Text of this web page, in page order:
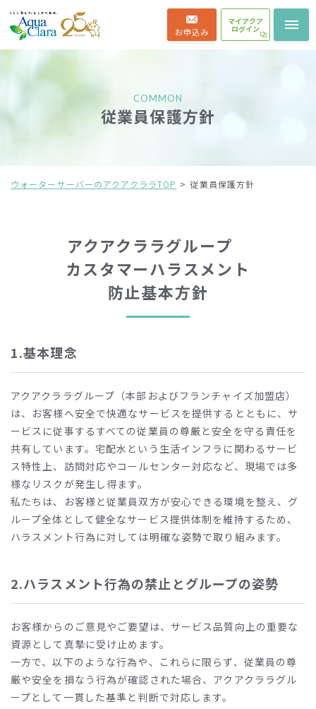
お申込み
マイアクア
ログイン
COMMON
従業員保護方針
ウォーターサーバーのアクアクララTOP 従業員保護方針
アクアクララグループ
カスタマーハラスメント
防止基本方針
1.基本理念
アクアクララグループ（本部およびフランチャイズ加盟店）
は、お客様へ安全で快適なサービスを提供するとともに、サ
ービスに従事するすべての従業員の尊厳と安全を守る責任を
共有しています。宅配水という生活インフラに関わるサービ
ス特性上、訪問対応やコールセンター対応など、現場では多
様なリスクが発生し得ます。
私たちは、お客様と従業員双方が安心できる環境を整え、グ
ループ全体として健全なサービス提供体制を維持するため、
ハラスメント行為に対しては明確な姿勢で取り組みます。
2.ハラスメント行為の禁止とグループの姿勢
お客様からのご意見やご要望は、サービス品質向上の重要な
資源として真摯に受け止めます。
一方で、以下のような行為や、これらに限らず、従業員の尊
厳や安全を損なう行為が確認された場合、アクアクララグル
ープとして一貫した基準と判断で対応します。